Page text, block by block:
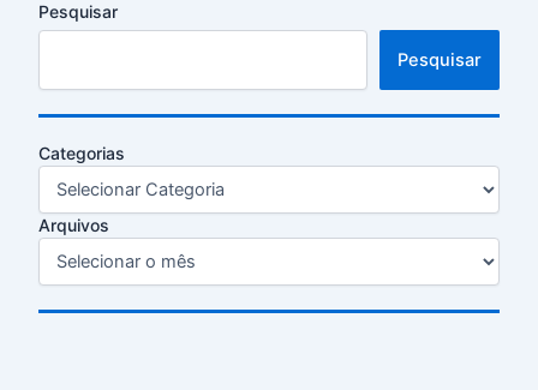
Pesquisar
Pesquisar
Categorias
Arquivos